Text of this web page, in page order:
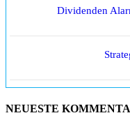
Dividenden
NEUESTE